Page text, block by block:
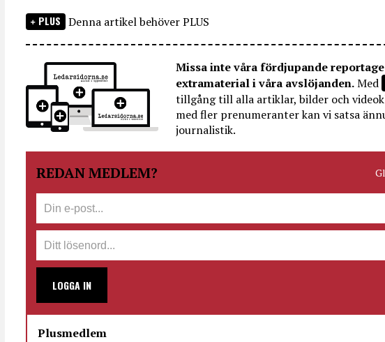
PLUS Denna artikel behöver PLUS
Missa inte våra fördjupande
extramaterial i våra avslöjanden.Med
tillgång till alla artiklar, bilder och
med fler prenumeranter kan vi satsa
journalistik.
REDAN MEDLEM?
LOGGA IN
Plusmedlem